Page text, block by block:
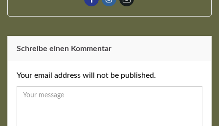
Schreibe einen Kommentar
Your email address will not be published.